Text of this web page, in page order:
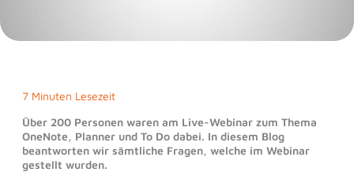
7 Minuten Lesezeit
Über 200 Personen waren am Live-Webinar zum Thema
OneNote, Planner und To Do dabei. In diesem Blog
beantworten wir sämtliche Fragen, welche im Webinar
gestellt wurden.